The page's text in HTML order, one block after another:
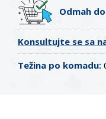
Odmah
Konsultujte se sa
Težina po komadu: